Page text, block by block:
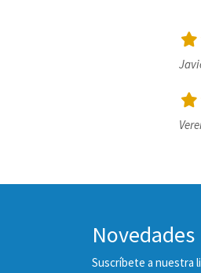
Novedades
Suscríbete a nuestra